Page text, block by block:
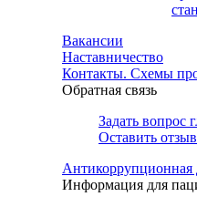
Вакансии
Наставничество
Контакты. Схемы
Обратная связь
Задать вопрос
Оставить отзыв
Антикоррупционная
Информация для